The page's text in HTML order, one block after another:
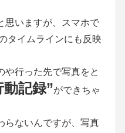
思いますが、スマホで
タイムラインにも反映
や行った先で写真をと
記録”ができちゃ
らないんですが、写真